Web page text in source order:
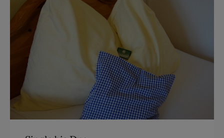
Hofeigene Produkte
Kinder-Ausstattung
Baby- und Kleinkinderausstattung
Kinder sind willkommen
Kinderspielplatz
Spielzimmer